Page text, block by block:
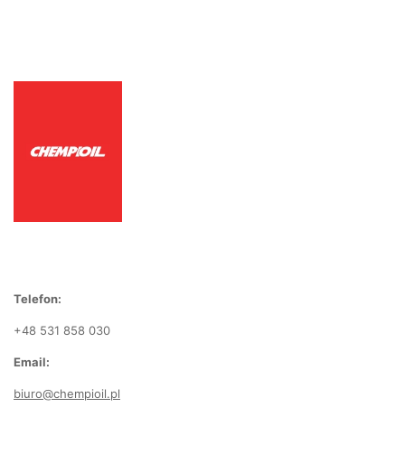
Telefon:
+48 531 858 030
Email:
biuro@chempioil.pl